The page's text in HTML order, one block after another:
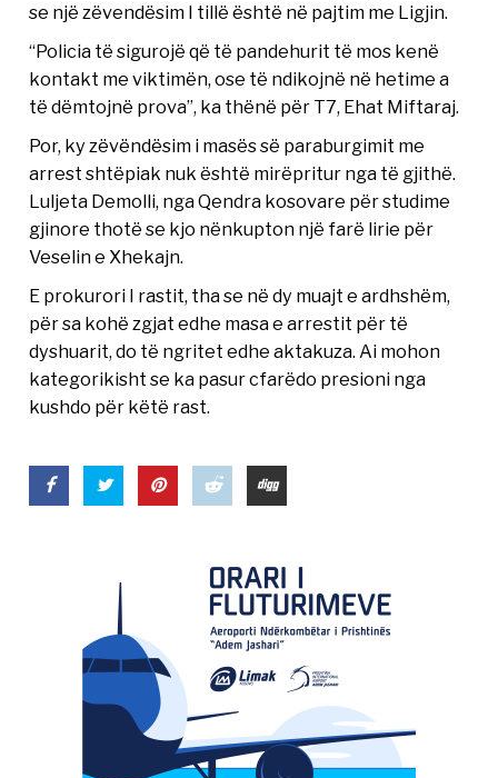
se një zëvendësim I tillë është në pajtim me Ligjin.
“Policia të sigurojë që të pandehurit të mos kenë
kontakt me viktimën, ose të ndikojnë në hetime a
të dëmtojnë prova”, ka thënë për T7, Ehat Miftaraj.
Por, ky zëvëndësim i masës së paraburgimit me
arrest shtëpiak nuk është mirëpritur nga të gjithë.
Luljeta Demolli, nga Qendra kosovare për studime
gjinore thotë se kjo nënkupton një farë lirie për
Veselin e Xhekajn.
E prokurori I rastit, tha se në dy muajt e ardhshëm,
për sa kohë zgjat edhe masa e arrestit për të
dyshuarit, do të ngritet edhe aktakuza. Ai mohon
kategorikisht se ka pasur cfarëdo presioni nga
kushdo për këtë rast.